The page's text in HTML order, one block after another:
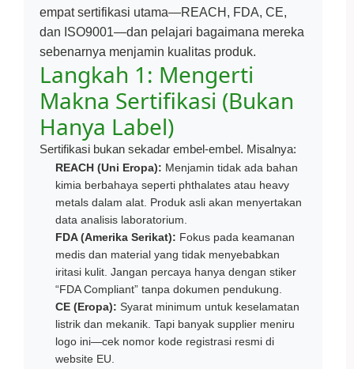
empat sertifikasi utama—REACH, FDA, CE,
dan ISO9001—dan pelajari bagaimana mereka
sebenarnya menjamin kualitas produk.
Langkah 1: Mengerti
Makna Sertifikasi (Bukan
Hanya Label)
Sertifikasi bukan sekadar embel-embel. Misalnya:
REACH (Uni Eropa): Menjamin tidak ada bahan
kimia berbahaya seperti phthalates atau heavy
metals dalam alat. Produk asli akan menyertakan
data analisis laboratorium.
FDA (Amerika Serikat): Fokus pada keamanan
medis dan material yang tidak menyebabkan
iritasi kulit. Jangan percaya hanya dengan stiker
“FDA Compliant” tanpa dokumen pendukung.
CE (Eropa): Syarat minimum untuk keselamatan
listrik dan mekanik. Tapi banyak supplier meniru
logo ini—cek nomor kode registrasi resmi di
website EU.